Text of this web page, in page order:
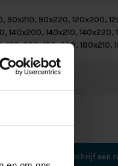
90x210, 90x220, 120x200,
140x200, 140x210, 140x220,
160x220, 180x200, 180x210,
Schrijf een